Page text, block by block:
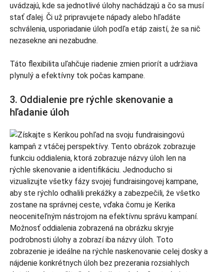
uvádzajú, kde sa jednotlivé úlohy nachádzajú a čo sa musí
stať ďalej. Či už pripravujete nápady alebo hľadáte
schválenia, usporiadanie úloh podľa etáp zaistí, že sa nič
nezasekne ani nezabudne.
Táto flexibilita uľahčuje riadenie zmien priorít a udržiava
plynulý a efektívny tok počas kampane.
3. Oddialenie pre rýchle skenovanie a
hľadanie úloh
Možnosť oddialenia zobrazená na obrázku skryje
podrobnosti úlohy a zobrazí iba názvy úloh. Toto
zobrazenie je ideálne na rýchle naskenovanie celej dosky a
nájdenie konkrétnych úloh bez prezerania rozsiahlych